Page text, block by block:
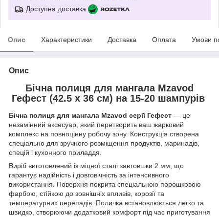
Доступна доставка
Опис Характеристики Доставка Оплата Умови
Опис
Бічна полиця для мангала Mzavod
Гефест (42.5 х 36 см) на 15-20 шампурів
Бічна полиця для мангала Mzavod серії Гефест — це
незамінний аксесуар, який перетворить ваш жарковий
комплекс на повноцінну робочу зону. Конструкція створена
спеціально для зручного розміщення продуктів, маринадів,
спецій і кухонного приладдя.
Виріб виготовлений із міцної сталі завтовшки 2 мм, що
гарантує надійність і довговічність за інтенсивного
використання. Поверхня покрита спеціальною порошковою
фарбою, стійкою до зовнішніх впливів, корозії та
температурних перепадів. Поличка встановлюється легко та
швидко, створюючи додатковий комфорт під час приготування